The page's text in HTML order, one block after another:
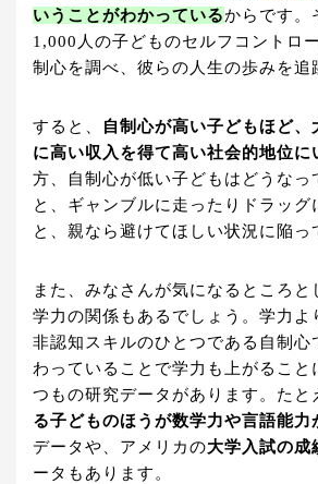
いうことがわかっているからです。
1,000人の子どものセルフコントロ
制心を調べ、彼らの人生の歩みを追
すると、
自制心が高い子どもほど、
に高い収入を得て高い社会的地位に
方、自制心が低い子どもはどうなっ
と、ギャンブルに走ったりドラッグ
と、親なら避けてほしい状況に陥っ
また、みなさんが気になるところと
学力の関係もあるでしょう。学力よ
非認知スキルのひとつである自制心
わっていることで学力も上がること
つもの研究データがあります。たと
る子どものほうが数学力や言語能力
データや、アメリカの大学入試の成
ータもあります。